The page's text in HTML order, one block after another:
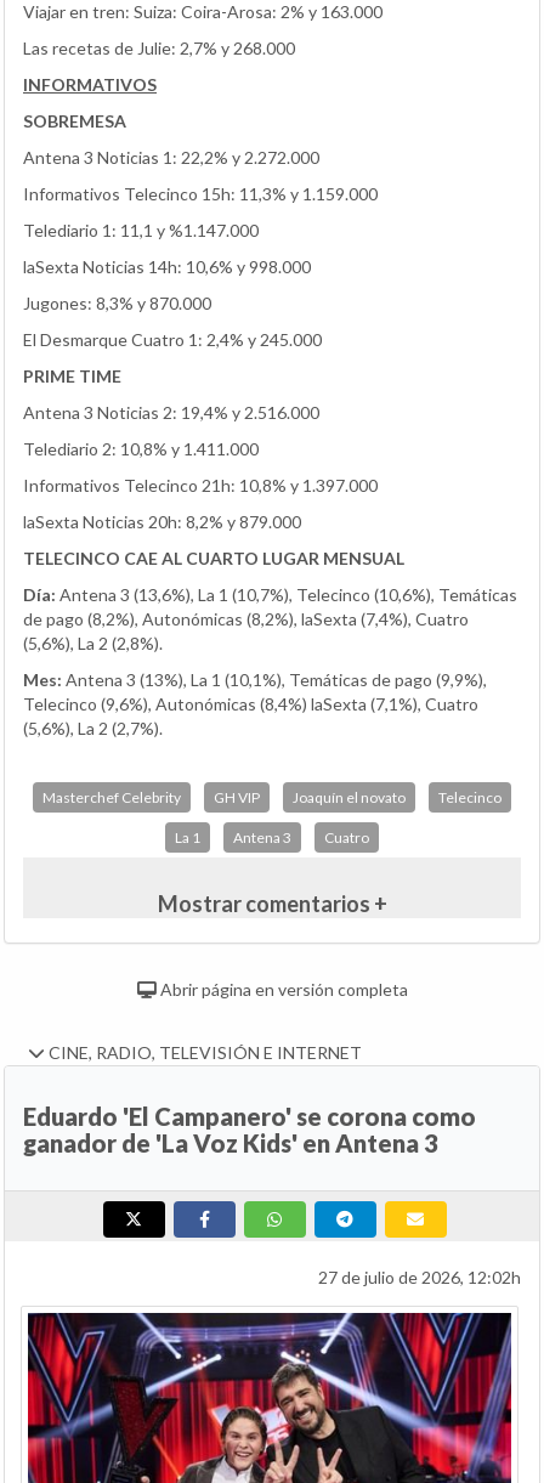
Viajar en tren: Suiza: Coira-Arosa: 2% y 163.000
Las recetas de Julie: 2,7% y 268.000
INFORMATIVOS
SOBREMESA
Antena 3 Noticias 1: 22,2% y 2.272.000
Informativos Telecinco 15h: 11,3% y 1.159.000
Telediario 1: 11,1 y %1.147.000
laSexta Noticias 14h: 10,6% y 998.000
Jugones: 8,3% y 870.000
El Desmarque Cuatro 1: 2,4% y 245.000
PRIME TIME
Antena 3 Noticias 2: 19,4% y 2.516.000
Telediario 2: 10,8% y 1.411.000
Informativos Telecinco 21h: 10,8% y 1.397.000
laSexta Noticias 20h: 8,2% y 879.000
TELECINCO CAE AL CUARTO LUGAR MENSUAL
Día: Antena 3 (13,6%), La 1 (10,7%), Telecinco (10,6%), Temáticas
de pago (8,2%), Autonómicas (8,2%), laSexta (7,4%), Cuatro
(5,6%), La 2 (2,8%).
Mes: Antena 3 (13%), La 1 (10,1%), Temáticas de pago (9,9%),
Telecinco (9,6%), Autonómicas (8,4%) laSexta (7,1%), Cuatro
(5,6%), La 2 (2,7%).
Masterchef Celebrity GH VIP Joaquín el novato Telecinco
La 1 Antena 3 Cuatro
Mostrar comentarios +
Abrir página en versión completa
CINE, RADIO, TELEVISIÓN E INTERNET
Eduardo 'El Campanero' se corona como
ganador de 'La Voz Kids' en Antena 3
27 de julio de 2026, 12:02h